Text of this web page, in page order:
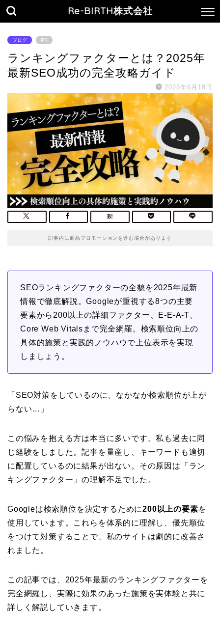
Re-BIRTH株式会社
ブログ PR
ランキングファクターとは？2025年
最新SEO成功の完全攻略ガイド
2025年6月18日
記事内に商品プロモーションを含む場合があります
SEOランキングファクターの全貌を2025年最新
情報で徹底解説。Googleが重視する8つの主要
要素から200以上の詳細ファクター、E-E-A-T、
Core Web Vitalsまで完全網羅。検索順位向上の
具体的施策と実践的ノウハウで上位表示を実現
しましょう。
「SEO対策をしているのに、なかなか検索順位が上が
らない…」
この悩みを抱える方は本当に多いです。私も過去に同
じ経験をしました。記事を量産し、キーワードも適切
に配置しているのに結果が出ない。その原因は「ラン
キングファクター」の理解不足でした。
Googleは検索順位を決定するために200以上の要素を
使用しています。これらを体系的に理解し、優先順位
をつけて対策することで、私のサイトは劇的に改善さ
れました。
この記事では、2025年最新のランキングファクターを
完全網羅し、実際に効果のあった施策を実体験と共に
詳しく解説していきます。